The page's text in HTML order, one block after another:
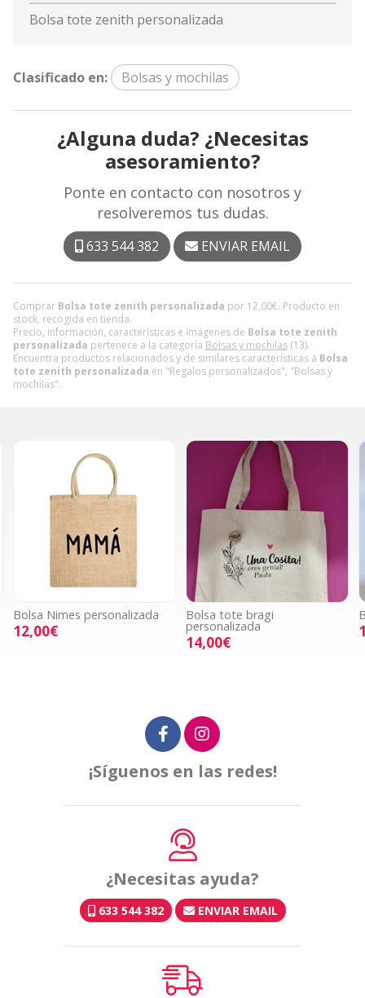
Comprar Bolsa tote zenith personalizada por 12,00€. Producto en
stock, recogida en tienda.
Precio, información, características e imágenes de Bolsa tote zenith
personalizada pertenece a la categoría Bolsas y mochilas (13).
Encuentra productos relacionados y de similares características a Bolsa
tote zenith personalizada en "Regalos personalizados", "Bolsas y
mochilas".
Bolsa tote zenith personalizada
Clasificado en: Bolsas y mochilas
¿Alguna duda? ¿Necesitas
asesoramiento?
Ponte en contacto con nosotros y
resolveremos tus dudas.
633 544 382 ENVIAR EMAIL
Bolsa tote bragi Bolsa tote
¡Síguenos en las redes!
¿Necesitas ayuda?
633 544 382 ENVIAR EMAIL